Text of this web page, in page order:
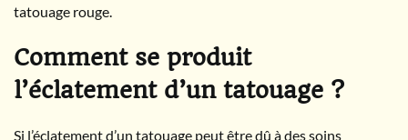
tatouage rouge.
Comment se produit
l’éclatement d’un tatouage ?
Si l’éclatement d’un tatouage peut être dû à des soins